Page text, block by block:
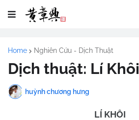
Home Nghiên Cứu - Dịch Thuật
Dịch thuật: Lí Khôi
huỳnh chương hưng
LÍ KHÔI